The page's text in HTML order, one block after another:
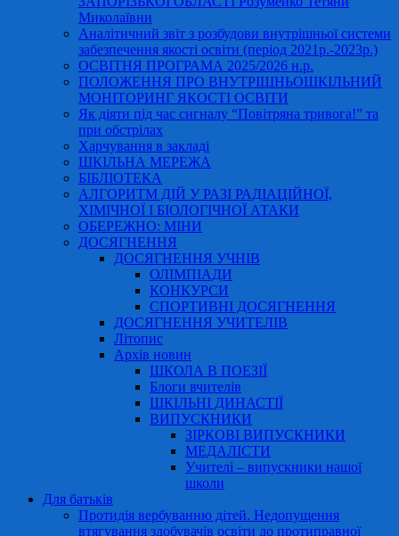
Миколаївни
Аналітичний звіт з розбудови внутрішньої системи
забезпечення якості освіти (період 2021р.-2023р.)
ОСВІТНЯ ПРОГРАМА 2025/2026 н.р.
ПОЛОЖЕННЯ ПРО ВНУТРІШНЬОШКІЛЬНИЙ
МОНІТОРИНГ ЯКОСТІ ОСВІТИ
Як діяти під час сигналу “Повітряна тривога!” та
при обстрілах
Харчування в закладі
ШКІЛЬНА МЕРЕЖА
БІБЛІОТЕКА
АЛГОРИТМ ДІЙ У РАЗІ РАДІАЦІЙНОЇ,
ХІМІЧНОЇ І БІОЛОГІЧНОЇ АТАКИ
ОБЕРЕЖНО: МІНИ
ДОСЯГНЕННЯ
ДОСЯГНЕННЯ УЧНІВ
ОЛІМПІАДИ
КОНКУРСИ
СПОРТИВНІ ДОСЯГНЕННЯ
ДОСЯГНЕННЯ УЧИТЕЛІВ
Літопис
Архів новин
ШКОЛА В ПОЕЗІЇ
Блоги вчителів
ШКІЛЬНІ ДИНАСТІЇ
ВИПУСКНИКИ
ЗІРКОВІ ВИПУСКНИКИ
МЕДАЛІСТИ
Учителі – випускники нашої
школи
Для батьків
Протидія вербуванню дітей. Недопущення
втягування здобувачів освіти до протиправної